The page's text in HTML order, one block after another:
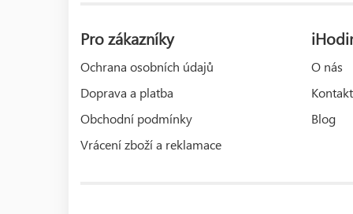
Pro zákazníky
Ochrana osobních údajů
Doprava a platba
Obchodní podmínky
Vrácení zboží a reklamace
O nás
Kontakt
Blog